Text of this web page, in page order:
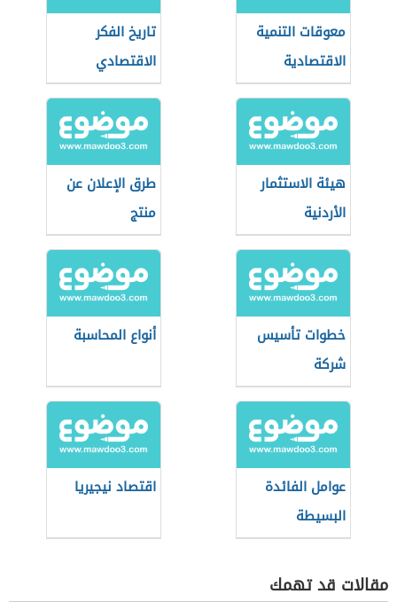
معوقات التنمية
الاقتصادية
تاريخ الفكر
الاقتصادي
هيئة الاستثمار
الأردنية
طرق الإعلان عن
منتج
خطوات تأسيس
شركة
أنواع المحاسبة
عوامل الفائدة
البسيطة
اقتصاد نيجيريا
مقالات قد تهمك